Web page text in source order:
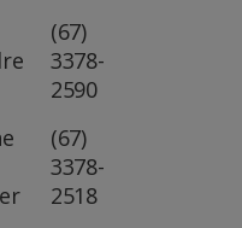
(67)
3378-
2590
(67)
3378-
2518